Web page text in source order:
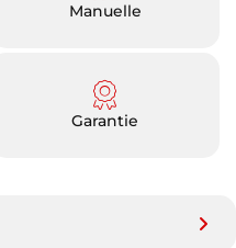
Manuelle
Garantie